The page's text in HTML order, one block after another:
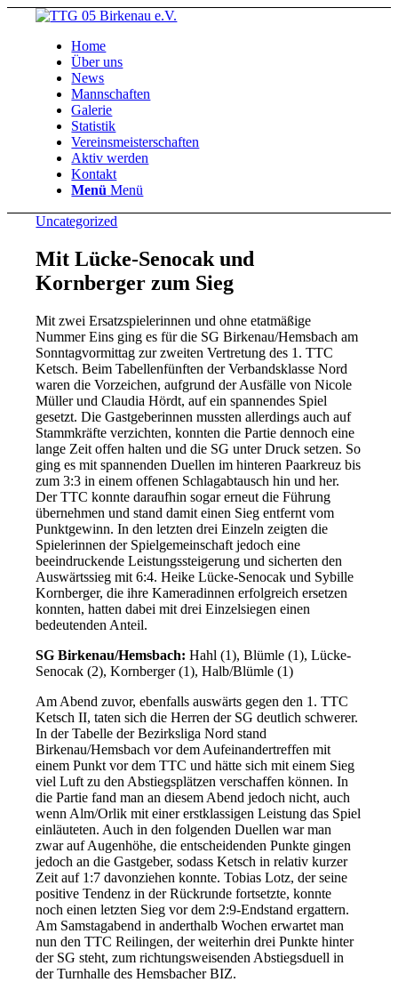
Home
Über uns
News
Mannschaften
Galerie
Statistik
Vereinsmeisterschaften
Aktiv werden
Kontakt
Menü Menü
Uncategorized
Mit Lücke-Senocak und
Kornberger zum Sieg
Mit zwei Ersatzspielerinnen und ohne etatmäßige
Nummer Eins ging es für die SG Birkenau/Hemsbach am
Sonntagvormittag zur zweiten Vertretung des 1. TTC
Ketsch. Beim Tabellenfünften der Verbandsklasse Nord
waren die Vorzeichen, aufgrund der Ausfälle von Nicole
Müller und Claudia Hördt, auf ein spannendes Spiel
gesetzt. Die Gastgeberinnen mussten allerdings auch auf
Stammkräfte verzichten, konnten die Partie dennoch eine
lange Zeit offen halten und die SG unter Druck setzen. So
ging es mit spannenden Duellen im hinteren Paarkreuz bis
zum 3:3 in einem offenen Schlagabtausch hin und her.
Der TTC konnte daraufhin sogar erneut die Führung
übernehmen und stand damit einen Sieg entfernt vom
Punktgewinn. In den letzten drei Einzeln zeigten die
Spielerinnen der Spielgemeinschaft jedoch eine
beeindruckende Leistungssteigerung und sicherten den
Auswärtssieg mit 6:4. Heike Lücke-Senocak und Sybille
Kornberger, die ihre Kameradinnen erfolgreich ersetzen
konnten, hatten dabei mit drei Einzelsiegen einen
bedeutenden Anteil.
SG Birkenau/Hemsbach:Hahl (1), Blümle (1), Lücke-
Senocak (2), Kornberger (1), Halb/Blümle (1)
Am Abend zuvor, ebenfalls auswärts gegen den 1. TTC
Ketsch II, taten sich die Herren der SG deutlich schwerer.
In der Tabelle der Bezirksliga Nord stand
Birkenau/Hemsbach vor dem Aufeinandertreffen mit
einem Punkt vor dem TTC und hätte sich mit einem Sieg
viel Luft zu den Abstiegsplätzen verschaffen können. In
die Partie fand man an diesem Abend jedoch nicht, auch
wenn Alm/Orlik mit einer erstklassigen Leistung das Spiel
einläuteten. Auch in den folgenden Duellen war man
zwar auf Augenhöhe, die entscheidenden Punkte gingen
jedoch an die Gastgeber, sodass Ketsch in relativ kurzer
Zeit auf 1:7 davonziehen konnte. Tobias Lotz, der seine
positive Tendenz in der Rückrunde fortsetzte, konnte
noch einen letzten Sieg vor dem 2:9-Endstand ergattern.
Am Samstagabend in anderthalb Wochen erwartet man
nun den TTC Reilingen, der weiterhin drei Punkte hinter
der SG steht, zum richtungsweisenden Abstiegsduell in
der Turnhalle des Hemsbacher BIZ.